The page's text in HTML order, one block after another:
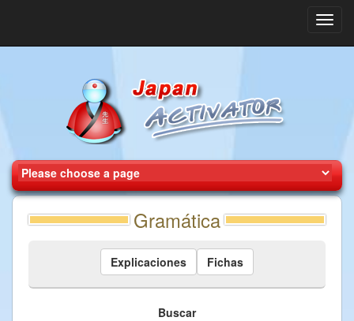
Gramática
Explicaciones Fichas
Buscar